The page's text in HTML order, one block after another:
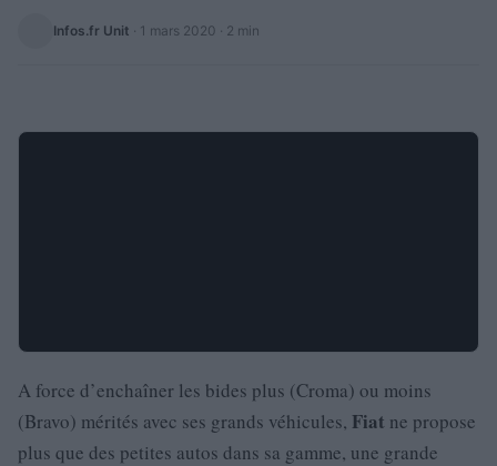
Infos.fr Unit · 1 mars 2020 · 2 min
A force d’enchaîner les bides plus (Croma) ou moins
(Bravo) mérités avec ses grands véhicules, Fiat ne propose
plus que des petites autos dans sa gamme, une grande